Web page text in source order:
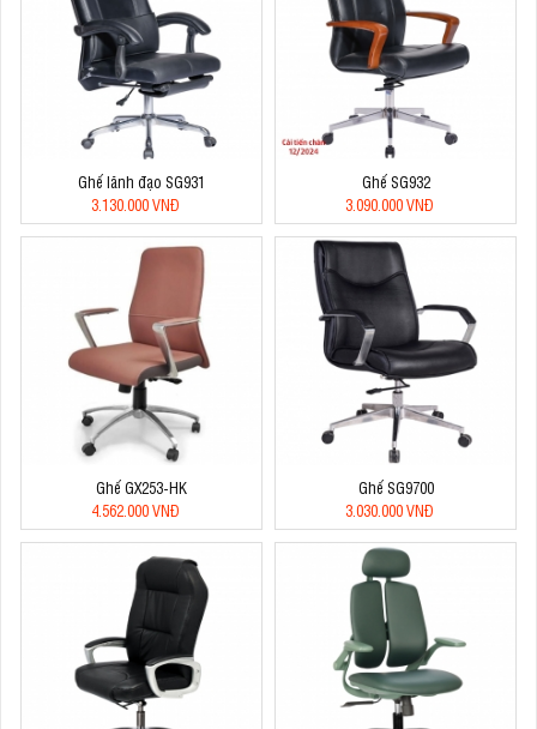
Ghế lãnh đạo SG931
3.130.000 VNĐ
Ghế SG932
3.090.000 VNĐ
Ghế GX253-HK
4.562.000 VNĐ
Ghế SG9700
3.030.000 VNĐ